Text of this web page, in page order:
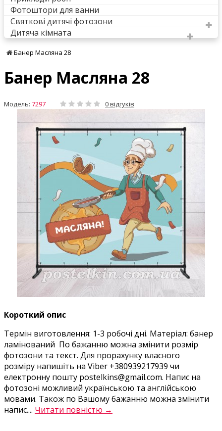
Фотоштори для ванни
Святкові дитячі фотозони
Дитяча кімната
Банер Масляна 28
Банер Масляна 28
Модель: 7297 0 відгуків
Короткий опис
Термін виготовлення: 1-3 робочі дні. Матеріал: банер
ламінований По бажанню можна змінити розмір
фотозони та текст. Для прорахунку власного
розміру напишіть на Viber +380939217939 чи
електронну пошту postelkins@gmail.com. Напис на
фотозоні можливий українською та англійською
мовами. Також по Вашому бажанню можна змінити
напис.... Читати повністю →